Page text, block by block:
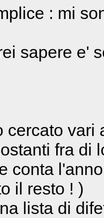
: mi
sapere e'
cercato vari
fra di
conta
il resto ! )
lista di